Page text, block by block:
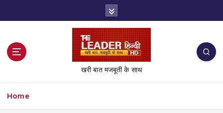
t
खरी बात मजबूती के साथ
Home